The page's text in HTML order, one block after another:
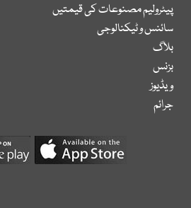
پیٹرولیم مصنوعات کی قیمتیں
سائنس و ٹیکنالوجی
بلاگ
بزنس
ویڈیوز
جرائم